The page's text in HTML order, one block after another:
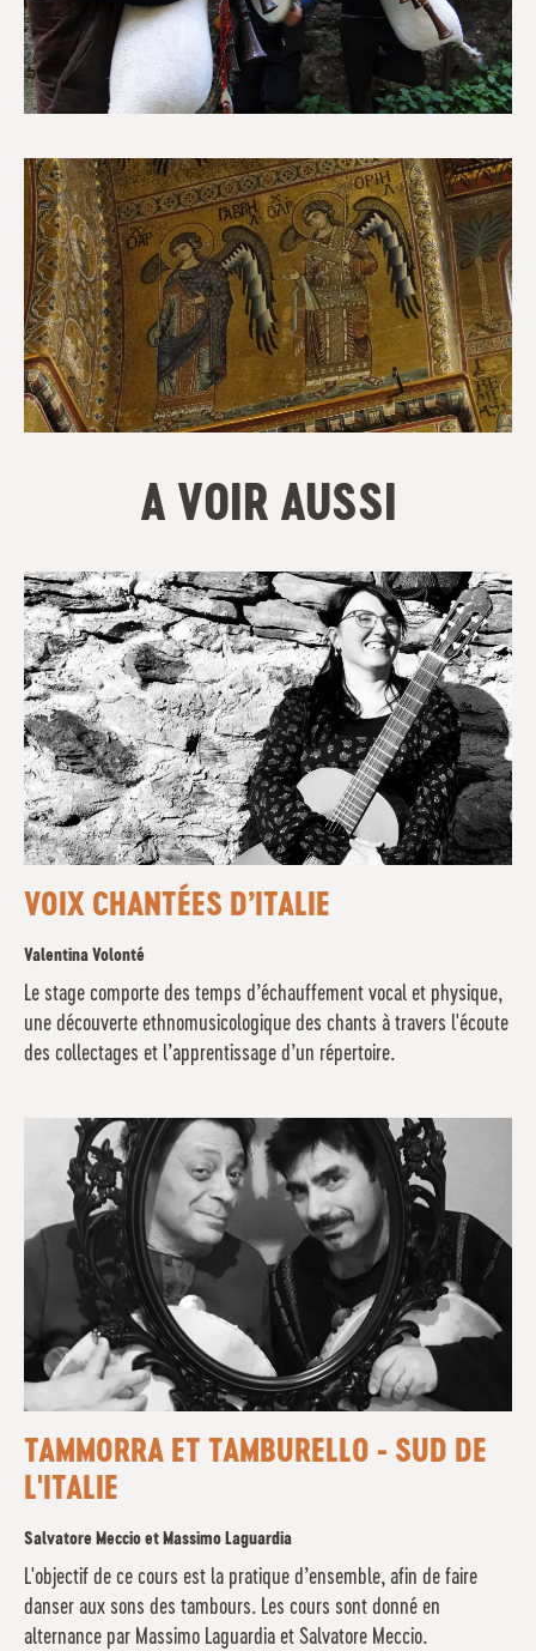
A VOIR AUSSI
VOIX CHANTÉES D’ITALIE
Valentina Volonté
Le stage comporte des temps d’échauffement vocal et physique,
une découverte ethnomusicologique des chants à travers l'écoute
des collectages et l’apprentissage d’un répertoire.
TAMMORRA ET TAMBURELLO - SUD DE
L'ITALIE
Salvatore Meccio et Massimo Laguardia
L'objectif de ce cours est la pratique d’ensemble, afin de faire
danser aux sons des tambours. Les cours sont donné en
alternance par Massimo Laguardia et Salvatore Meccio.